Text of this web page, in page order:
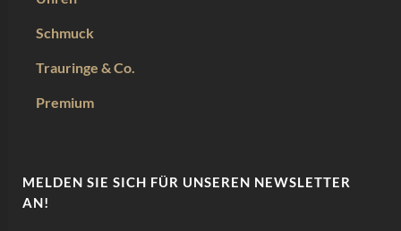
Schmuck
Trauringe & Co.
Premium
MELDEN SIE SICH FÜR UNSEREN NEWSLETTER
AN!